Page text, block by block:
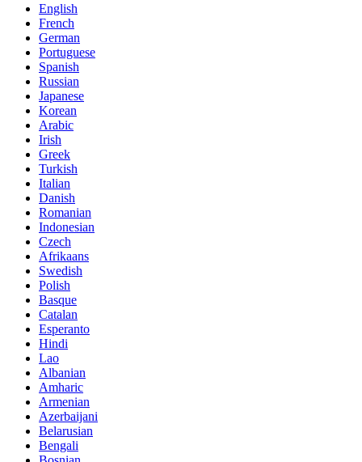
English
French
German
Portuguese
Spanish
Russian
Japanese
Korean
Arabic
Irish
Greek
Turkish
Italian
Danish
Romanian
Indonesian
Czech
Afrikaans
Swedish
Polish
Basque
Catalan
Esperanto
Hindi
Lao
Albanian
Amharic
Armenian
Azerbaijani
Belarusian
Bengali